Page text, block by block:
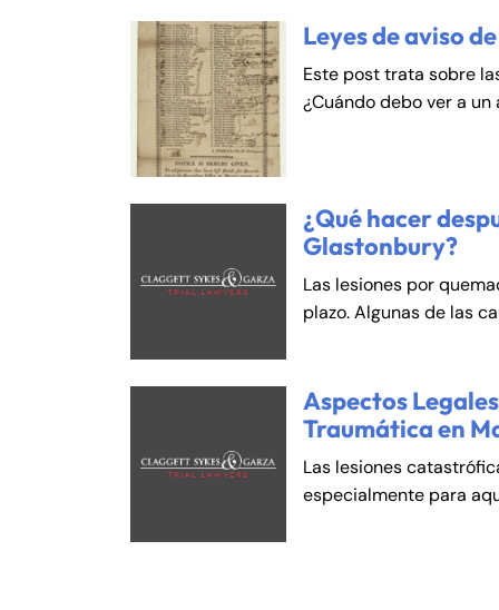
Leyes de aviso
Este post trata sobre
¿Cuándo debo ver a un
¿Qué hacer
Glastonbury?
Las lesiones por
plazo. Algunas de las
Aspectos
Traumática en
Las lesiones
especialmente para